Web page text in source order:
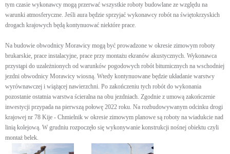
tym czasie wykonawcy mogą przerwać wszystkie roboty budowlane ze względu na
warunki atmosferyczne. Jeśli aura będzie sprzyjać wykonawcy robót na świętokrzyskich
drogach krajowych będą kontynuować niektóre prace.
Na budowie obwodnicy Morawicy mogą być prowadzone w okresie zimowym roboty
brukarskie, prace instalacyjne, prace przy montażu ekranów akustycznych. Wykonawca
przystąpi do uzależnionych od warunków pogodowych robót bitumicznych na wschodniej
jezdni obwodnicy Morawicy wiosną. Wtedy kontynuowane będzie układanie warstwy
wyrównawczej i wiążącej nawierzchni. Po zakończeniu tych robót do wykonania
pozostanie ostatnia warstwa ścieralna na obu jezdniach. Zgodnie z umową zakończenie
inwestycji przypada na pierwszą połowę 2022 roku. Na rozbudowywanym odcinku drogi
krajowej nr 78 Kije - Chmielnik w okresie zimowym planowe są roboty na wiadukcie nad
linią kolejową. W grudniu rozpoczęło się wykonywanie konstrukcji nośnej obiektu czyli
montaż belek.